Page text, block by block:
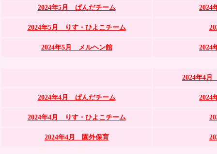
2024年5月 ぱんだチーム 2024
2024年5月 りす・ひよこチーム
2024年5月 メルヘン館 2024
2024年4
2024年4月 ぱんだチーム 2024
2024年4月 りす・ひよこチーム
2024年4月 園外保育